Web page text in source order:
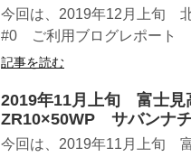
今回は、2019年12月上旬
#0 ご利用ブログレポート
記事を読む
2019年11月上旬 富士見
ZR10×50WP サバンナ
今回は、2019年11月上旬